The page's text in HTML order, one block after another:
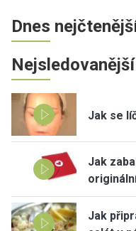
Dnes
Jak se
Jak
Jak